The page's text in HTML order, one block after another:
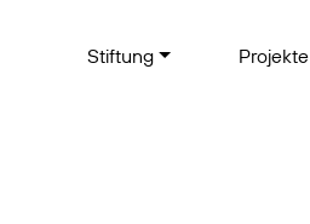
Stiftung Projekte